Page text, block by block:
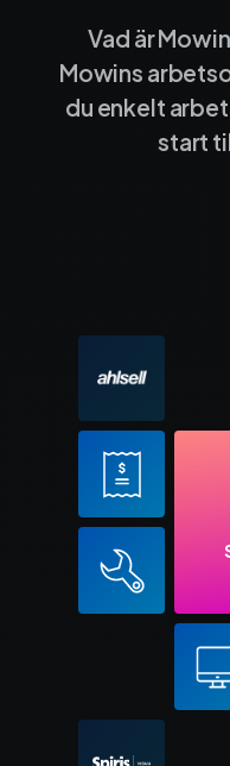
Vad är
Mowins
du enkelt
start